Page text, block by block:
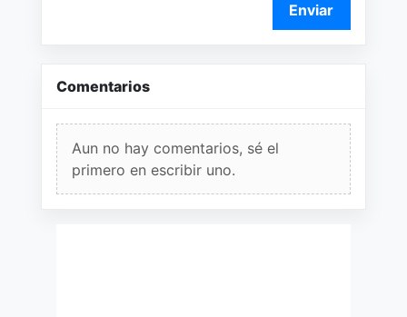
Enviar
Comentarios
Aun no hay comentarios, sé el
primero en escribir uno.